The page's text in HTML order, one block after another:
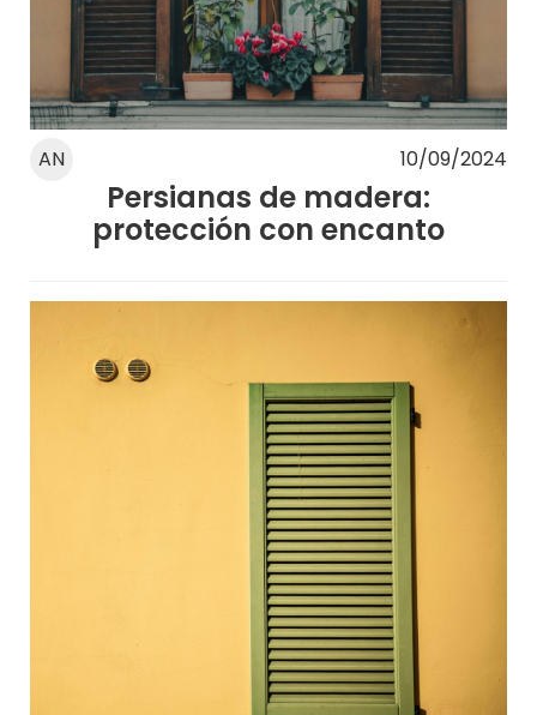
AN 10/09/2024
Persianas de madera:
protección con encanto